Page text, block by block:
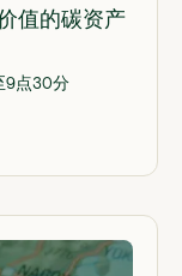
值的碳资产
9点30分